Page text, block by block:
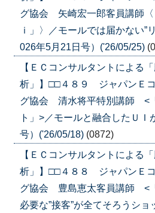
グ協会 矢崎宏一郎客員講師
ｉ」〉／モールでは届かない”
026年5月21日号）('26/05/25)
【ＥＣコンサルタントによる
析」】□□４８９ ジャパンＥ
グ協会 清水将平特別講師 <
ト」>／モールと融合したＵＩ
号）('26/05/18) (0872)
【ＥＣコンサルタントによる
析」】□□４８８ ジャパンＥ
グ協会 豊島恵太客員講師 <
必要な”接客”が全てそろうシ